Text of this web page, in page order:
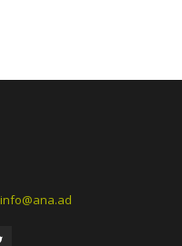
info@ana.ad